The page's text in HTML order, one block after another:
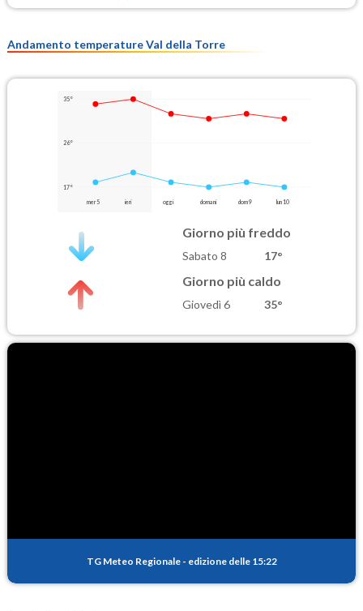
Andamento temperature Val della Torre
35°
26°
17°
mer 5 ieri oggi domani dom 9 lun 10
Giorno più freddo
Sabato 8 17°
Giorno più caldo
Giovedì 6 35°
TG Meteo Regionale - edizione delle 15:22